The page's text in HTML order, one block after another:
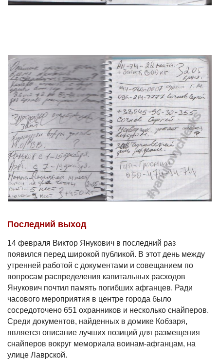
Последний выход
14 февраля Виктор Янукович в последний раз
появился перед широкой публикой. В этот день между
утренней работой с документами и совещанием по
вопросам распределения капитальных расходов
Янукович почтил память погибших афганцев. Ради
часового мероприятия в центре города было
сосредоточено 651 охранников и несколько снайперов.
Среди документов, найденных в домике Кобзаря,
является описание лучших позиций для размещения
снайперов вокруг мемориала воинам-афганцам, на
улице Лаврской.